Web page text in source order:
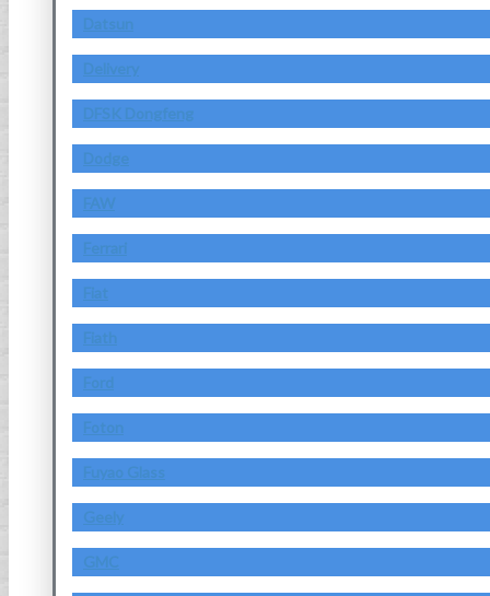
Datsun
Delivery
DFSK Dongfeng
Dodge
FAW
Ferrari
Fiat
Fiath
Ford
Foton
Fuyao Glass
Geely
GMC